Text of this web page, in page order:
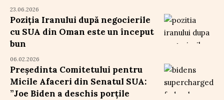
23.06.2026
Poziția Iranului după negocierile
cu SUA din Oman este un început
bun
06.02.2026
Președinta Comitetului pentru
Micile Afaceri din Senatul SUA:
”Joe Biden a deschis porțile